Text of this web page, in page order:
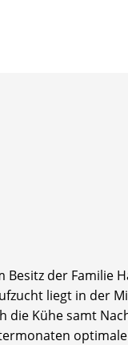
der Familie
liegt in der
die Kühe samt